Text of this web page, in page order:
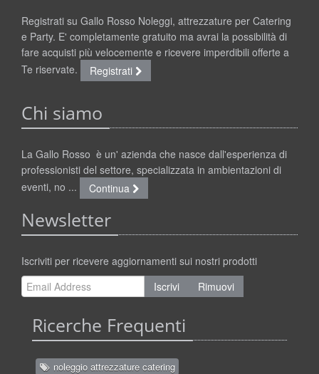
Registrati su Gallo Rosso Noleggi, attrezzature per Catering
e Party. E' completamente gratuito ma avrai la possibilità di
fare acquisti più velocemente e ricevere imperdibili offerte a
Te riservate.
Registrati
Chi siamo
La Gallo Rosso è un' azienda che nasce dall'esperienza di
professionisti del settore, specializzata in ambientazioni di
eventi, no ...
Continua
Newsletter
Iscriviti per ricevere aggiornamenti sui nostri prodotti
Iscrivi
Rimuovi
Ricerche Frequenti
noleggio attrezzature catering